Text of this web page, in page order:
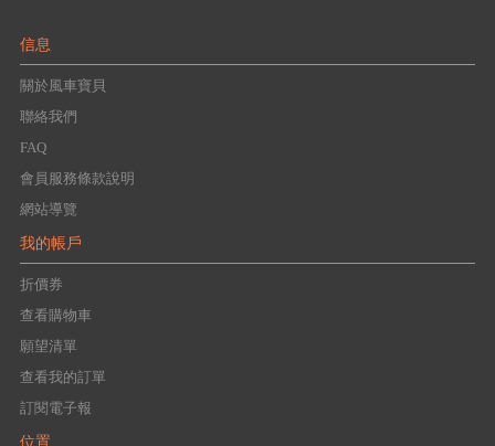
信息
關於風車寶貝
聯絡我們
FAQ
會員服務條款說明
網站導覽
我的帳戶
折價券
查看購物車
願望清單
查看我的訂單
訂閱電子報
位置